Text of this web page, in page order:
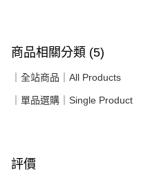
商品相關分類 (5)
｜全站商品｜All Products
｜單品選購｜Single Product
評價